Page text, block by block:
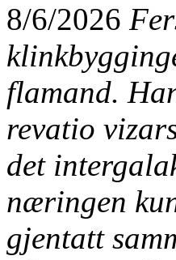
8/6/2026
flamand.
revatio
det
næringen
gjentatt